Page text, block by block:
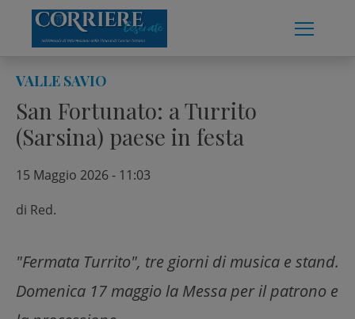
content
VALLE SAVIO
San Fortunato: a Turrito
(Sarsina) paese in festa
15 Maggio 2026 - 11:03
di Red.
"Fermata Turrito", tre giorni di musica e stand.
Domenica 17 maggio la Messa per il patrono e